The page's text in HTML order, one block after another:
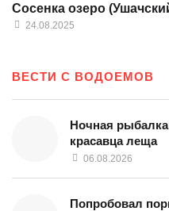
Сосенка озеро
24.08.2025
ВЕСТИ С ВОДОЕМОВ
Ночная
красавца леща
06.08.2026
Попробовал